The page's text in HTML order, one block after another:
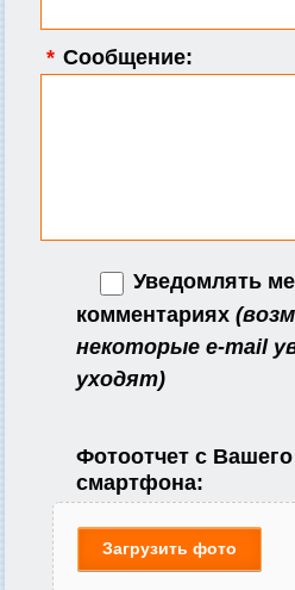
* Сообщение:
Уведомлять
комментариях
некоторые e-mail
уходят)
Фотоотчет с Вашего
смартфона:
Загрузить фото